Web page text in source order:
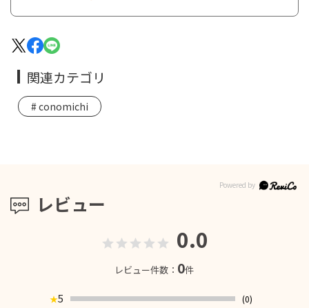
レビュー
0.0
レビュー件数： 0件
★5
(0)
関連カテゴリ
conomichi